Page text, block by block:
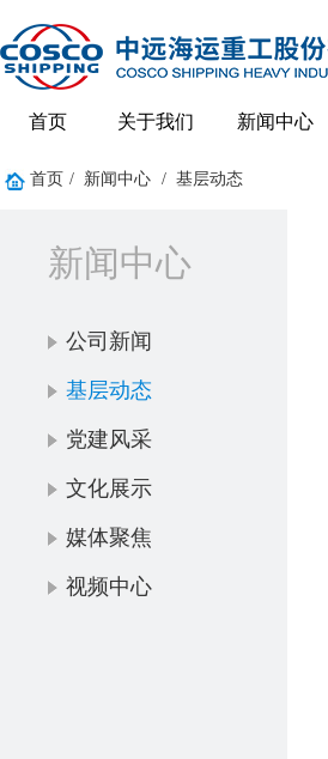
首页 关于我们 新闻中心
首页 / 新闻中心 / 基层动态
新闻中心
公司新闻
基层动态
党建风采
文化展示
媒体聚焦
视频中心